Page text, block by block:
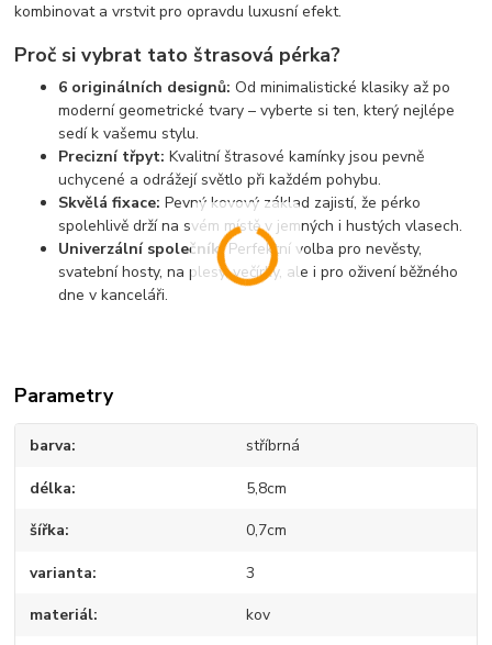
kombinovat a vrstvit pro opravdu luxusní efekt.
Proč si vybrat tato štrasová pérka?
6 originálních designů: Od minimalistické klasiky až po
moderní geometrické tvary – vyberte si ten, který nejlépe
sedí k vašemu stylu.
Precizní třpyt: Kvalitní štrasové kamínky jsou pevně
uchycené a odrážejí světlo při každém pohybu.
Skvělá fixace: Pevný kovový základ zajistí, že pérko
spolehlivě drží na svém místě v jemných i hustých vlasech.
Univerzální společník:Perfektní volba pro nevěsty,
svatební hosty, na plesy, večírky, ale i pro oživení běžného
dne v kanceláři.
Parametry
barva stříbrná
délka 5,8cm
šířka 0,7cm
varianta 3
materiál kov